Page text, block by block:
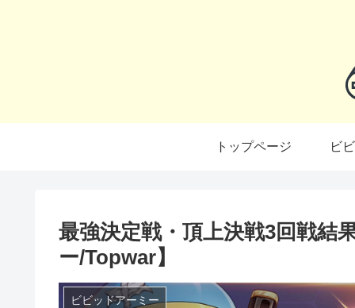
トップページ ビ
最強決定戦・頂上決戦3回戦結
ー/Topwar】
ビビッドアーミー